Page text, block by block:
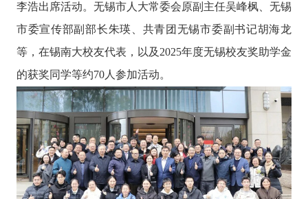
李浩出席活动。无锡市人大常委会原副主任吴峰枫、无锡
市委宣传部副部长朱瑛、共青团无锡市委副书记胡海龙
等，在锡南大校友代表，以及2025年度无锡校友奖助学金
的获奖同学等约70人参加活动。